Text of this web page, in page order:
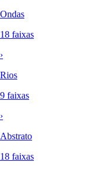
Ondas
18 faixas
›
Rios
9 faixas
›
Abstrato
18 faixas